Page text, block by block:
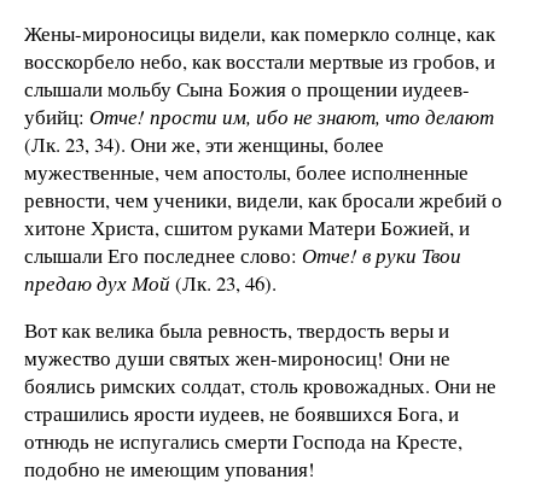
Жены-мироносицы видели, как померкло солнце, как
восскорбело небо, как восстали мертвые из гробов, и
слышали мольбу Сына Божия о прощении иудеев-
убийц: Отче! прости им, ибо не знают, что делают
(Лк. 23, 34). Они же, эти женщины, более
мужественные, чем апостолы, более исполненные
ревности, чем ученики, видели, как бросали жребий о
хитоне Христа, сшитом руками Матери Божией, и
слышали Его последнее слово: Отче! в руки Твои
предаю дух Мой(Лк. 23, 46).
Вот как велика была ревность, твердость веры и
мужество души святых жен-мироносиц! Они не
боялись римских солдат, столь кровожадных. Они не
страшились ярости иудеев, не боявшихся Бога, и
отнюдь не испугались смерти Господа на Кресте,
подобно не имеющим упования!